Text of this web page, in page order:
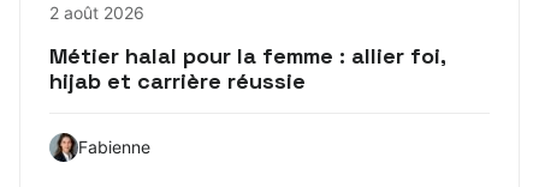
2 août 2026
Métier halal pour la femme : allier foi,
hijab et carrière réussie
Fabienne